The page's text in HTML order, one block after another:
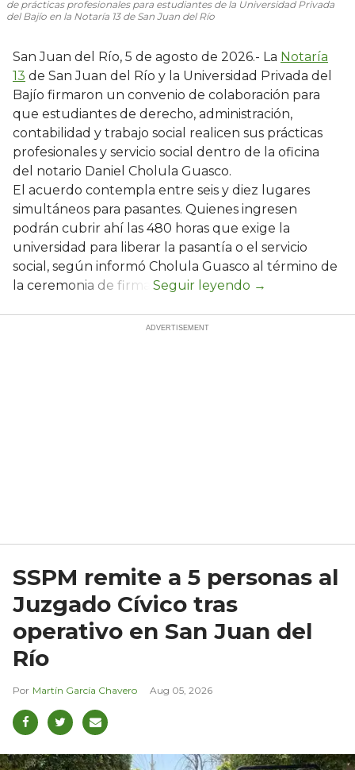
de prácticas profesionales para estudiantes de la Universidad Privada
del Bajío en la Notaría 13 de San Juan del Río
San Juan del Río, 5 de agosto de 2026.- La Notaría
13 de San Juan del Río y la Universidad Privada del
Bajío firmaron un convenio de colaboración para
que estudiantes de derecho, administración,
contabilidad y trabajo social realicen sus prácticas
profesionales y servicio social dentro de la oficina
del notario Daniel Cholula Guasco.
El acuerdo contempla entre seis y diez lugares
simultáneos para pasantes. Quienes ingresen
podrán cubrir ahí las 480 horas que exige la
universidad para liberar la pasantía o el servicio
social, según informó Cholula Guasco al término de
la ceremonia de firma.
SSPM remite a 5 personas al
Juzgado Cívico tras
operativo en San Juan del
Río
Martín García Chavero Aug 05, 2026